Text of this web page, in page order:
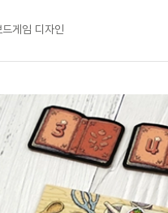
게임 디자인